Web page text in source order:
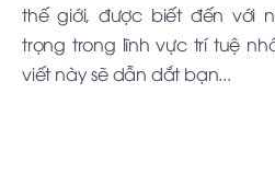
thế giới, được biết đến với
trọng trong lĩnh vực trí tuệ
viết này sẽ dẫn dắt bạn...